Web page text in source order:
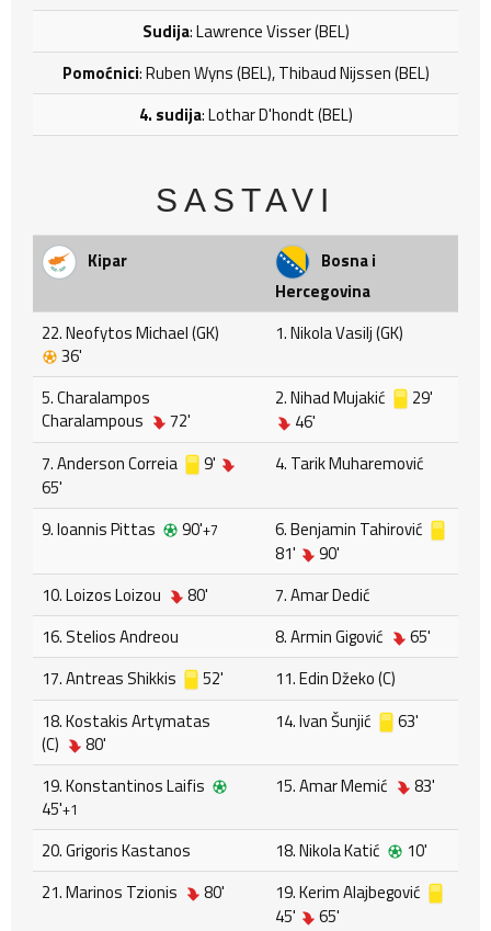
Sudija: Lawrence Visser (BEL)
Pomoćnici: Ruben Wyns (BEL), Thibaud Nijssen (BEL)
4. sudija: Lothar D'hondt (BEL)
SASTAVI
Kipar
Bosna i
Hercegovina
22. Neofytos Michael (GK)
36'
1. Nikola Vasilj (GK)
5. Charalampos
Charalampous
72'
2. Nihad Mujakić
29'
46'
7. Anderson Correia
9'
65'
4. Tarik Muharemović
9. Ioannis Pittas 90'+7
6. Benjamin Tahirović
81'
90'
10. Loizos Loizou
80'
7. Amar Dedić
16. Stelios Andreou
8. Armin Gigović
65'
17. Antreas Shikkis
52'
11. Edin Džeko (C)
18. Kostakis Artymatas
(C)
80'
14. Ivan Šunjić 63'
19. Konstantinos Laifis
45'+1
15. Amar Memić 83'
20. Grigoris Kastanos 18. Nikola Katić
10'
21. Marinos Tzionis
80'
19. Kerim Alajbegović
45'
65'